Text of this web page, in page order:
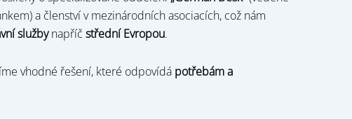
a členství v mezinárodních asociacích, což nám
službynapříč střední Evropou.
vhodné řešení, které odpovídá potřebám a